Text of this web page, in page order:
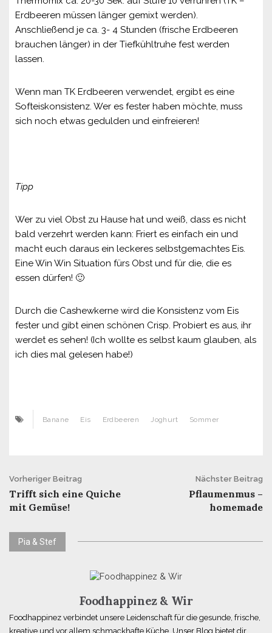
Erdbeeren müssen länger gemixt werden).
Anschließend je ca. 3- 4 Stunden (frische Erdbeeren
brauchen länger) in der Tiefkühltruhe fest werden
lassen.
Wenn man TK Erdbeeren verwendet, ergibt es eine
Softeiskonsistenz. Wer es fester haben möchte, muss
sich noch etwas gedulden und einfreieren!
Tipp
Wer zu viel Obst zu Hause hat und weiß, dass es nicht
bald verzehrt werden kann: Friert es einfach ein und
macht euch daraus ein leckeres selbstgemachtes Eis.
Eine Win Win Situation fürs Obst und für die, die es
essen dürfen! 🙂
Durch die Cashewkerne wird die Konsistenz vom Eis
fester und gibt einen schönen Crisp. Probiert es aus, ihr
werdet es sehen! (Ich wollte es selbst kaum glauben, als
ich dies mal gelesen habe!)
Banane Eis Erdbeeren Joghurt Sommer
Beitrags-
Navigation
Vorheriger Beitrag
Trifft sich eine Quiche
mit Gemüse!
Nächster Beitrag
Pflaumenmus –
homemade
Pia & Stef
Foodhappinez & Wir
Foodhappinez verbindet unsere Leidenschaft für die gesunde, frische,
kreative und vor allem schmackhafte Küche. Unser Blog bietet dir